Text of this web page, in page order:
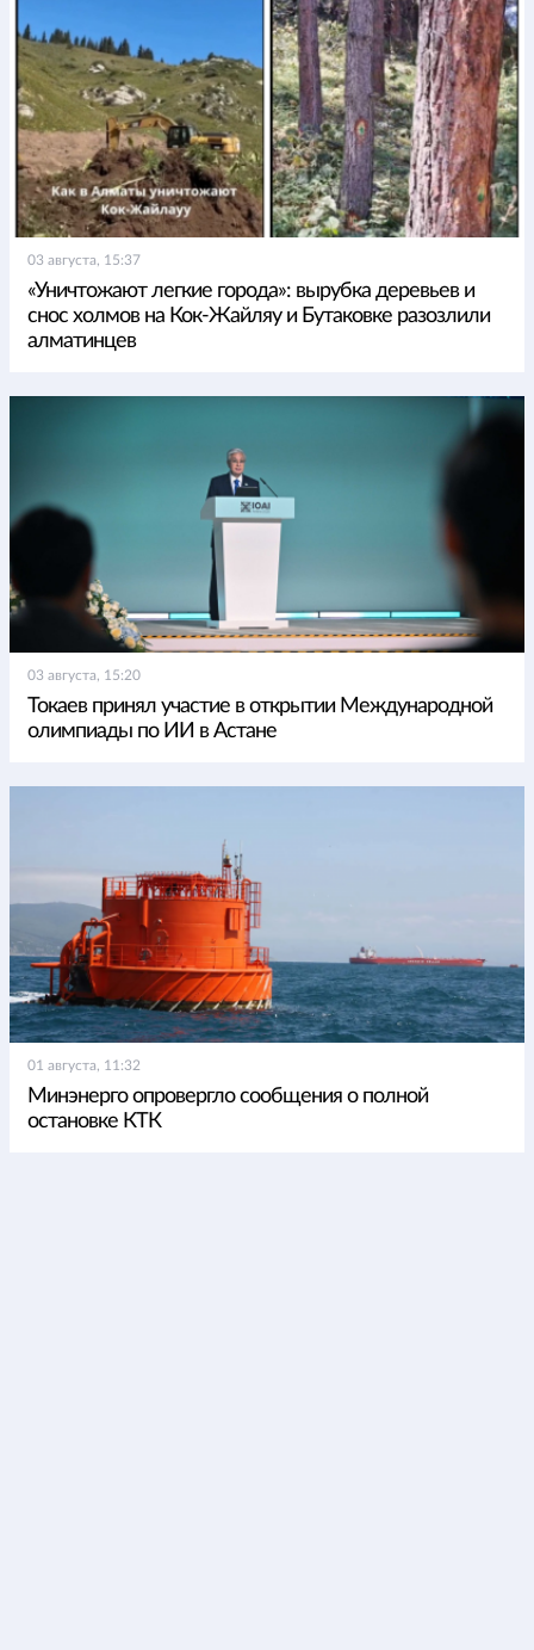
03 августа, 15:37
«Уничтожают легкие города»: вырубка деревьев и
снос холмов на Кок-Жайляу и Бутаковке разозлили
алматинцев
03 августа, 15:20
Токаев принял участие в открытии Международной
олимпиады по ИИ в Астане
01 августа, 11:32
Минэнерго опровергло сообщения о полной
остановке КТК